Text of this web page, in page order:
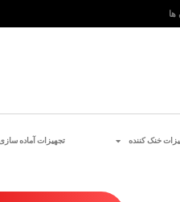
ها
خنک کننده تجهیزات آماده سازی